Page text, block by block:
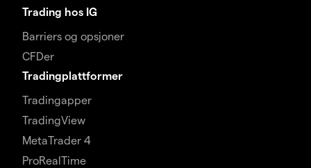
Trading hos IG
Barriers og opsjoner
CFDer
Tradingplattformer
Tradingapper
TradingView
MetaTrader 4
ProRealTime